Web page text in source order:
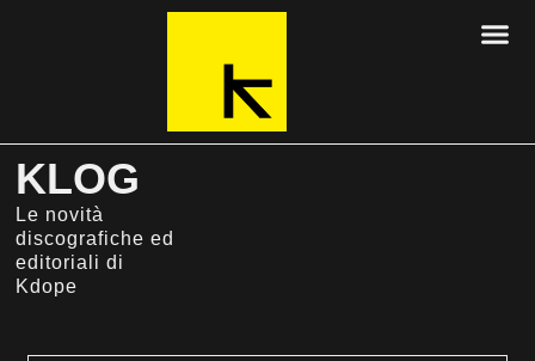
KLOG
Le novità
discografiche ed
editoriali di
Kdope